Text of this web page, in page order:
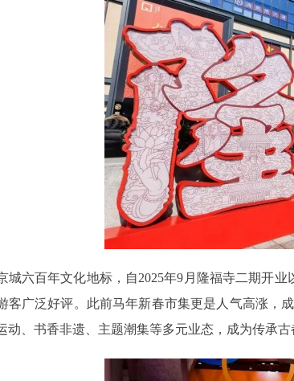
百年文化地标，自2025年9月隆福寺二期开业
客广泛好评。此前马年新春市集更是人气高涨，
动、书香非遗、主题潮集等多元业态，成为传承